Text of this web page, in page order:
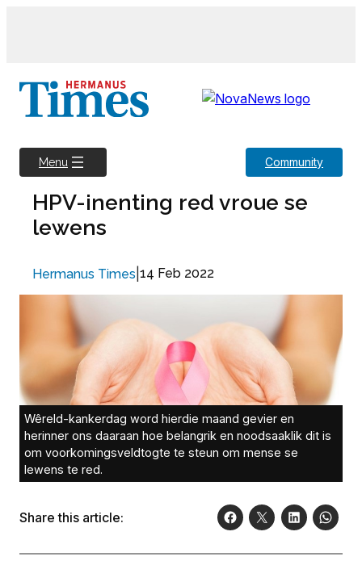
Menu Community
HPV-inenting red vroue se
lewens
Hermanus Times 14 Feb 2022
Wêreld-kankerdag word hierdie maand gevier en
herinner ons daaraan hoe belangrik en noodsaaklik dit is
om voorkomingsveldtogte te steun om mense se
lewens te red.
Share this article: